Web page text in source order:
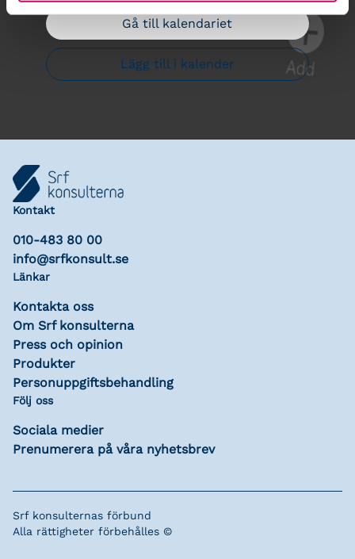
Gå till kalendariet
Lägg till i kalender
Kontakt
010-483 80 00
info@srfkonsult.se
Länkar
Kontakta oss
Om Srf konsulterna
Press och opinion
Produkter
Personuppgiftsbehandling
Följ oss
Sociala medier
Prenumerera på våra nyhetsbrev
Srf konsulternas förbund
Alla rättigheter förbehålles ©